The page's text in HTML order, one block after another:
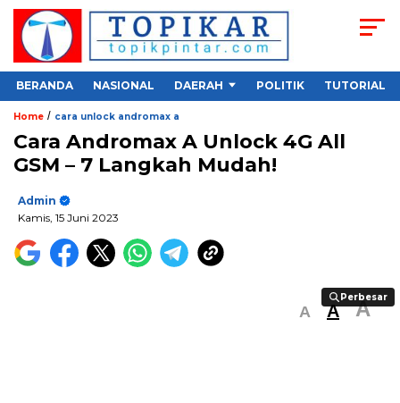
BERANDA NASIONAL DAERAH POLITIK TUTORIAL
Home / cara unlock andromax a
Cara Andromax A Unlock 4G All
GSM – 7 Langkah Mudah!
Admin
Kamis, 15 Juni 2023
Perbesar
Perbesar
A A A